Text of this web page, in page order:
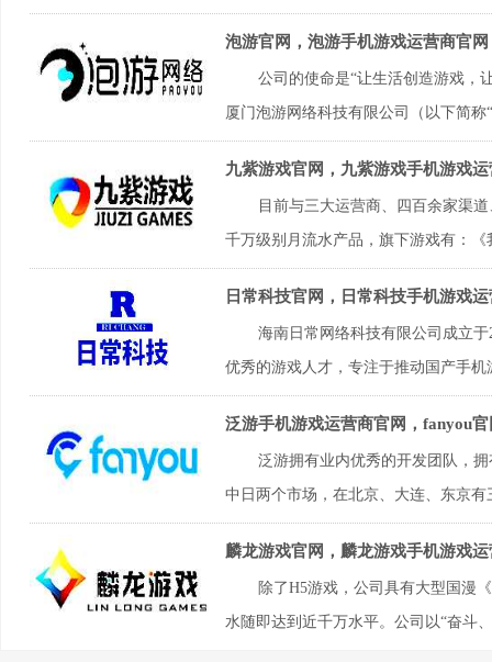
泡游官网，泡游手机游戏运营商官
公司的使命是“让生活创造游戏，
厦门泡游网络科技有限公司（以下简称
九紫游戏官网，九紫游戏手机游戏
目前与三大运营商、四百余家渠
千万级别月流水产品，旗下游戏有：
日常科技官网，日常科技手机游戏
海南日常网络科技有限公司成立
优秀的游戏人才，专注于推动国产手
泛游手机游戏运营商官网，fanyou
泛游拥有业内优秀的开发团队，
中日两个市场，在北京、大连、东京
麟龙游戏官网，麟龙游戏手机游戏
除了H5游戏，公司具有大型国漫
水随即达到近千万水平。公司以“奋斗